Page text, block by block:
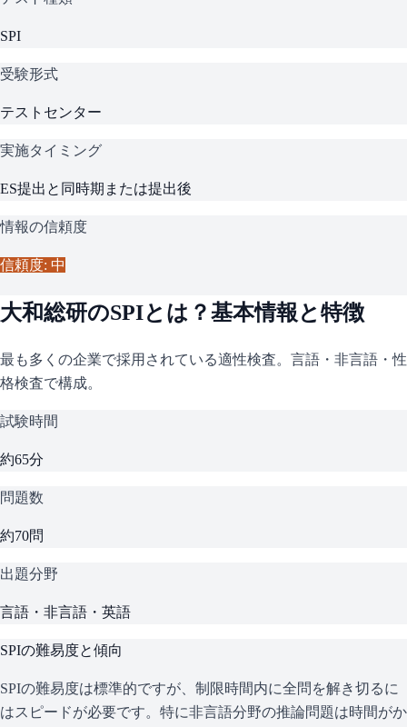
SPI
受験形式
テストセンター
実施タイミング
ES提出と同時期または提出後
情報の信頼度
信頼度: 中
大和総研のSPIとは？基本情報と特徴
最も多くの企業で採用されている適性検査。言語・非言語・性
格検査で構成。
試験時間
約65分
問題数
約70問
出題分野
言語・非言語・英語
SPIの難易度と傾向
SPIの難易度は標準的ですが、制限時間内に全問を解き切るに
はスピードが必要です。特に非言語分野の推論問題は時間がか